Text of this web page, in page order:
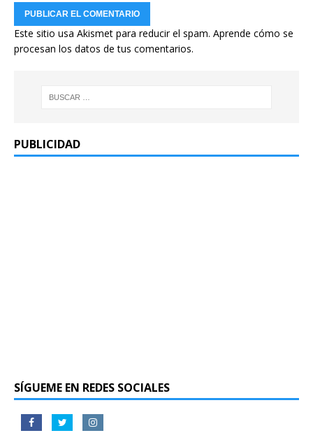
Este sitio usa Akismet para reducir el spam. Aprende cómo se
procesan los datos de tus comentarios.
PUBLICIDAD
SÍGUEME EN REDES SOCIALES